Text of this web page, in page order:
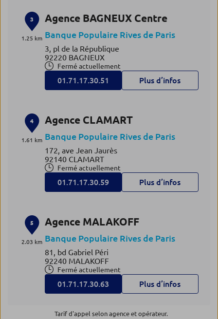
3
1.25 km
Agence BAGNEUX Centre
Banque Populaire Rives de Paris
3, pl de la République
92220 BAGNEUX
Fermé actuellement
01.71.17.30.51 Plus d’infos
4
1.61 km
Agence CLAMART
Banque Populaire Rives de Paris
172, ave Jean Jaurès
92140 CLAMART
Fermé actuellement
01.71.17.30.59 Plus d’infos
5
2.03 km
Agence MALAKOFF
Banque Populaire Rives de Paris
81, bd Gabriel Péri
92240 MALAKOFF
Fermé actuellement
01.71.17.30.63 Plus d’infos
Tarif d'appel selon agence et opérateur.